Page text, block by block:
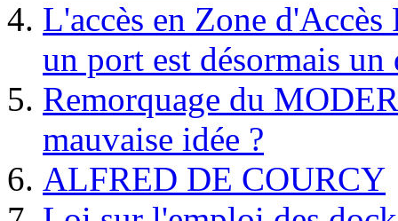
L'accès en Zone
un port est désormais un
Remorquage du
mauvaise idée ?
ALFRED DE COURCY